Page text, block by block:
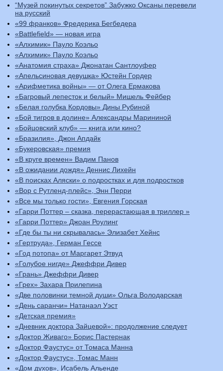
“Музей покинутых секретов” Забужко Оксаны перевели
на русский
«99 франков» Фредерика Бегбедера
«Battlefield» — новая игра
«Алхимик» Пауло Коэльо
«Алхимик» Пауло Коэльо
«Анатомия страха» Джонатан Сантлоуфер
«Апельсиновая девушка» Юстейн Гордер
«Арифметика войны» — от Олега Ермакова
«Багровый лепесток и белый» Мишель Фейбер
«Белая голубка Кордовы» Дины Рубиной
«Бой тигров в долине» Александры Марининой
«Бойцовский клуб» — книга или кино?
«Бразилия», Джон Апдайк
«Букеровская» премия
«В круге времен» Вадим Панов
«В ожидании дождя» Деннис Лихейн
«В поисках Аляски» о подростках и для подростков
«Вор с Рутленд-плейс», Энн Перри
«Все мы только гости», Евгения Горская
«Гарри Поттер – сказка, перерастающая в триллер »
«Гарри Поттер» Джоан Роулинг
«Где бы ты ни скрывалась» Элизабет Хейнс
«Гертруда», Герман Гессе
«Год потопа» от Маргарет Этвуд
«Голубое нигде» Джеффри Дивер
«Грань» Джеффри Дивер
«Грех» Захара Прилепина
«Две половинки темной души» Ольга Володарская
«День саранчи» Натанаэл Уэст
«Детская премия»
«Дневник доктора Зайцевой»: продолжение следует
«Доктор Живаго» Борис Пастернак
«Доктор Фаустус» от Томаса Манна
«Доктор Фаустус», Томас Манн
«Дом духов», Исабель Альенде